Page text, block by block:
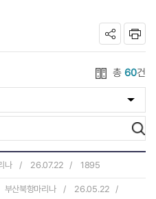
총 60건
나 26.07.22 1895
부산북항마리나
26.05.22